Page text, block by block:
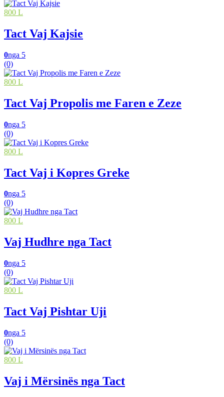
800 L
Tact Vaj Kajsie
0nga 5
(0)
800 L
Tact Vaj Propolis me Faren e Zeze
0nga 5
(0)
800 L
Tact Vaj i Kopres Greke
0nga 5
(0)
800 L
Vaj Hudhre nga Tact
0nga 5
(0)
800 L
Tact Vaj Pishtar Uji
0nga 5
(0)
800 L
Vaj i Mërsinës nga Tact